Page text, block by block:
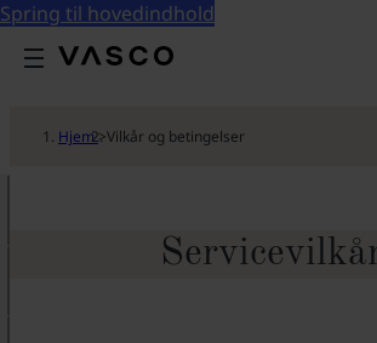
Spring til hovedindhold
Hjem >Vilkår og betingelser